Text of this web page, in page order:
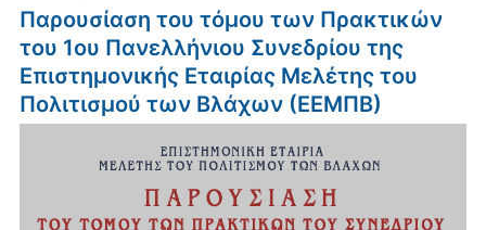
Παρουσίαση του τόμου των Πρακτικών
του 1ου Πανελλήνιου Συνεδρίου της
Επιστημονικής Εταιρίας Μελέτης του
Πολιτισμού των Βλάχων (ΕΕΜΠΒ)